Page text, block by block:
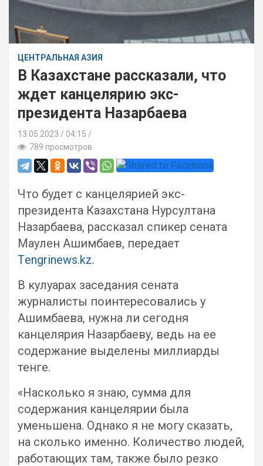
ЦЕНТРАЛЬНАЯ АЗИЯ
В Казахстане рассказали, что
ждет канцелярию экс-
президента Назарбаева
13.05.2023
04:15 /
789 просмотров
Что будет с канцелярией экс-
президента Казахстана Нурсултана
Назарбаева, рассказал спикер сената
Маулен Ашимбаев, передает
Тengrinews.kz.
В кулуарах заседания сената
журналисты поинтересовались у
Ашимбаева, нужна ли сегодня
канцелярия Назарбаеву, ведь на ее
содержание выделены миллиарды
тенге.
«Насколько я знаю, сумма для
содержания канцелярии была
уменьшена. Однако я не могу сказать,
на сколько именно. Количество людей,
работающих там, также было резко